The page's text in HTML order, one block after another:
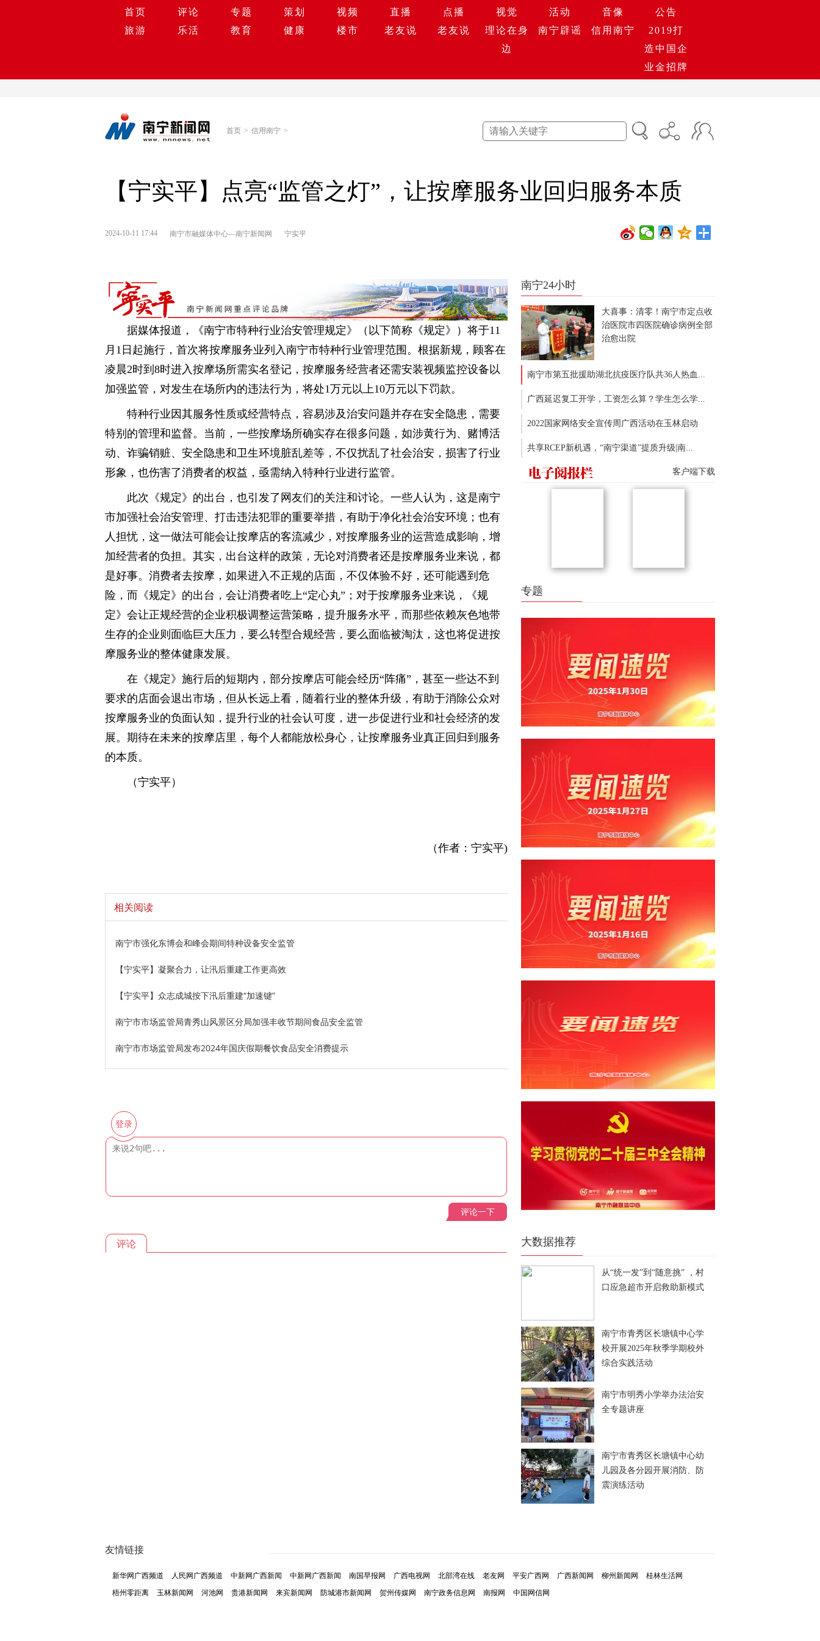
首页 评论 专题 策划 视频 直播 点播 视觉 活动 音像
公告
旅游
乐活 教育 健康 楼市 老友说 老友说
理论在身
边
南宁辟谣 信用南宁
2019打
造中国企
业金招牌
首页 > 信用南宁 >
【宁实平】点亮“监管之灯”，让按摩服务业回归服务本质
2024-10-11 17:44 南宁市融媒体中心—南宁新闻网 宁实平
据媒体报道，《南宁市特种行业治安管理规定》（以下简称《规定》）将于11
月1日起施行，首次将按摩服务业列入南宁市特种行业管理范围。根据新规，顾客在
凌晨2时到8时进入按摩场所需实名登记，按摩服务经营者还需安装视频监控设备以
加强监管，对发生在场所内的违法行为，将处1万元以上10万元以下罚款。
特种行业因其服务性质或经营特点，容易涉及治安问题并存在安全隐患，需要
特别的管理和监督。当前，一些按摩场所确实存在很多问题，如涉黄行为、赌博活
动、诈骗销赃、安全隐患和卫生环境脏乱差等，不仅扰乱了社会治安，损害了行业
形象，也伤害了消费者的权益，亟需纳入特种行业进行监管。
此次《规定》的出台，也引发了网友们的关注和讨论。一些人认为，这是南宁
市加强社会治安管理、打击违法犯罪的重要举措，有助于净化社会治安环境；也有
人担忧，这一做法可能会让按摩店的客流减少，对按摩服务业的运营造成影响，增
加经营者的负担。其实，出台这样的政策，无论对消费者还是按摩服务业来说，都
是好事。消费者去按摩，如果进入不正规的店面，不仅体验不好，还可能遇到危
险，而《规定》的出台，会让消费者吃上“定心丸”；对于按摩服务业来说，《规
定》会让正规经营的企业积极调整运营策略，提升服务水平，而那些依赖灰色地带
生存的企业则面临巨大压力，要么转型合规经营，要么面临被淘汰，这也将促进按
摩服务业的整体健康发展。
在《规定》施行后的短期内，部分按摩店可能会经历“阵痛”，甚至一些达不到
要求的店面会退出市场，但从长远上看，随着行业的整体升级，有助于消除公众对
按摩服务业的负面认知，提升行业的社会认可度，进一步促进行业和社会经济的发
展。期待在未来的按摩店里，每个人都能放松身心，让按摩服务业真正回归到服务
的本质。
（宁实平）
（作者：宁实平)
相关阅读
南宁市强化东博会和峰会期间特种设备安全监管
【宁实平】凝聚合力，让汛后重建工作更高效
【宁实平】众志成城按下汛后重建“加速键”
南宁市市场监管局青秀山风景区分局加强丰收节期间食品安全监管
南宁市市场监管局发布2024年国庆假期餐饮食品安全消费提示
登录
评论一下
评论
南宁24小时
大喜事：清零！南宁市定点收
治医院市四医院确诊病例全部
治愈出院
南宁市第五批援助湖北抗疫医疗队共36人热血...
广西延迟复工开学，工资怎么算？学生怎么学...
2022国家网络安全宣传周广西活动在玉林启动
共享RCEP新机遇，“南宁渠道”提质升级|南...
客户端下载
专题
大数据推荐
从“统一发”到“随意挑” ，村
口应急超市开启救助新模式
南宁市青秀区长塘镇中心学
校开展2025年秋季学期校外
综合实践活动
南宁市明秀小学举办法治安
全专题讲座
南宁市青秀区长塘镇中心幼
儿园及各分园开展消防、防
震演练活动
友情链接
新华网广西频道 人民网广西频道 中新网广西新闻 中新网广西新闻 南国早报网 广西电视网 北部湾在线 老友网 平安广西网 广西新闻网 柳州新闻网
桂林生活网
梧州零距离
玉林新闻网 河池网 贵港新闻网 来宾新闻网 防城港市新闻网 贺州传媒网 南宁政务信息网 南报网 中国网信网